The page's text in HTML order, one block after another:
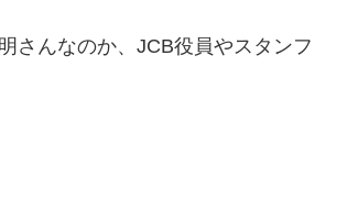
さんなのか、JCB役員やスタンフ